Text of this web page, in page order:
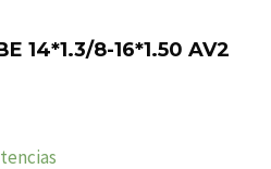
14*1.3/8-16*1.50 AV2